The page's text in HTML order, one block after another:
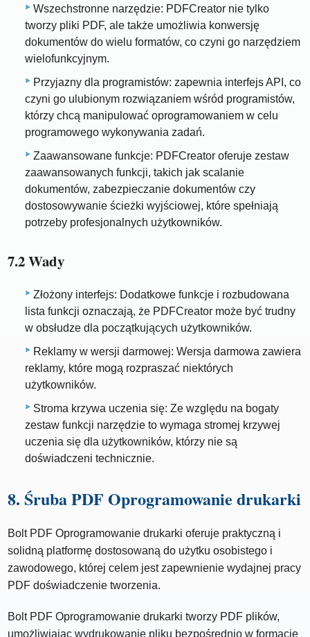
Wszechstronne narzędzie: PDFCreator nie tylko
tworzy pliki PDF, ale także umożliwia konwersję
dokumentów do wielu formatów, co czyni go narzędziem
wielofunkcyjnym.
Przyjazny dla programistów: zapewnia interfejs API, co
czyni go ulubionym rozwiązaniem wśród programistów,
którzy chcą manipulować oprogramowaniem w celu
programowego wykonywania zadań.
Zaawansowane funkcje: PDFCreator oferuje zestaw
zaawansowanych funkcji, takich jak scalanie
dokumentów, zabezpieczanie dokumentów czy
dostosowywanie ścieżki wyjściowej, które spełniają
potrzeby profesjonalnych użytkowników.
7.2 Wady
Złożony interfejs: Dodatkowe funkcje i rozbudowana
lista funkcji oznaczają, że PDFCreator może być trudny
w obsłudze dla początkujących użytkowników.
Reklamy w wersji darmowej: Wersja darmowa zawiera
reklamy, które mogą rozpraszać niektórych
użytkowników.
Stroma krzywa uczenia się: Ze względu na bogaty
zestaw funkcji narzędzie to wymaga stromej krzywej
uczenia się dla użytkowników, którzy nie są
doświadczeni technicznie.
8. Śruba PDF Oprogramowanie drukarki
Bolt PDF Oprogramowanie drukarki oferuje praktyczną i
solidną platformę dostosowaną do użytku osobistego i
zawodowego, której celem jest zapewnienie wydajnej pracy
PDF doświadczenie tworzenia.
Bolt PDF Oprogramowanie drukarki tworzy PDF plików,
umożliwiając wydrukowanie pliku bezpośrednio w formacie